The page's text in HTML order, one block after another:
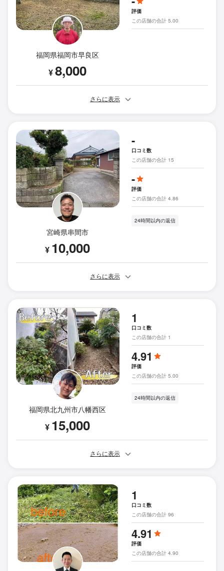
福岡県福岡市早良区
¥8,000
評価
この店舗の合計 5.00
さらに表示
宮崎県串間市
¥ 10,000
-
口コミ数
この店舗の合計 15
-
評価
この店舗の合計 4.86
24時間以内の返信
さらに表示
福岡県北九州市八幡西区
¥ 15,000
1
口コミ数
この店舗の合計 1
4.91
評価
この店舗の合計 5.00
24時間以内の返信
さらに表示
1
口コミ数
この店舗の合計 96
4.91
評価
この店舗の合計 4.90